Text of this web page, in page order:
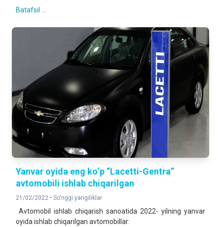
Batafsil ...
Yanvar oyida eng ko‘p “Lacetti-Gentra”
avtomobili ishlab chiqarilgan
21/02/2022 • So'nggi yangiliklar
Avtomobil ishlab chiqarish sanoatida 2022- yilning yanvar
oyida ishlab chiqarilgan avtomobillar: